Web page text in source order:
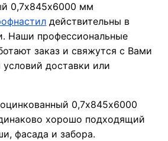
0,7х845х6000 мм
действительны в
Наши профессиональные
заказ и свяжутся с Вами
условий доставки или
0,7х845х6000
хорошо подходящий
фасада и забора.